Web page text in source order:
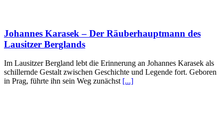
Johannes Karasek – Der Räuberhauptmann des
Lausitzer Berglands
Im Lausitzer Bergland lebt die Erinnerung an Johannes Karasek als
schillernde Gestalt zwischen Geschichte und Legende fort. Geboren
in Prag, führte ihn sein Weg zunächst [...]